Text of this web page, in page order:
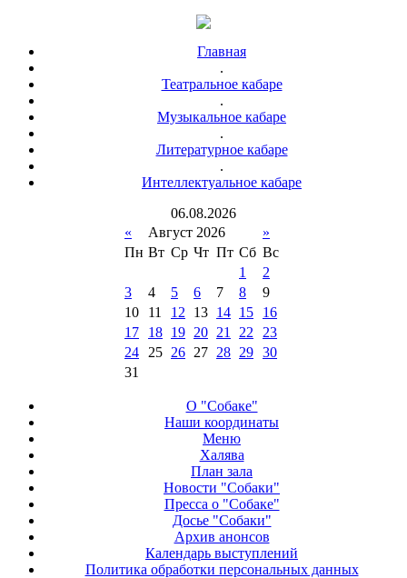
Главная
.
Театральное кабаре
.
Музыкальное кабаре
.
Литературное кабаре
.
Интеллектуальное кабаре
06.08.2026
«
Август 2026
»
Пн Вт Ср Чт Пт Сб Вс
1
2
3
4 5 6 7 8
9
10
11 12 13 14 15
16
17
18 19 20 21 22
23
24
25 26 27 28 29 30
31
О "Собаке"
Наши координаты
Меню
Халява
План зала
Новости "Собаки"
Пресса о "Собаке"
Досье "Собаки"
Архив анонсов
Календарь выступлений
Политика обработки персональных данных